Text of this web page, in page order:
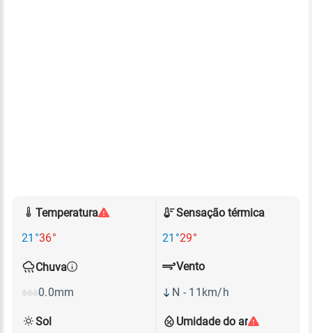
Temperatura
21°36°
Sensação térmica
21°29°
Chuva
0.0mm
Umidade do ar
Vento
N - 11km/h
Sol